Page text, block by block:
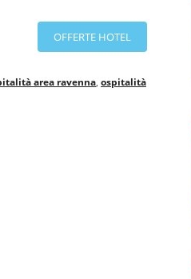
OFFERTE HOTEL
area ravenna ospitalità